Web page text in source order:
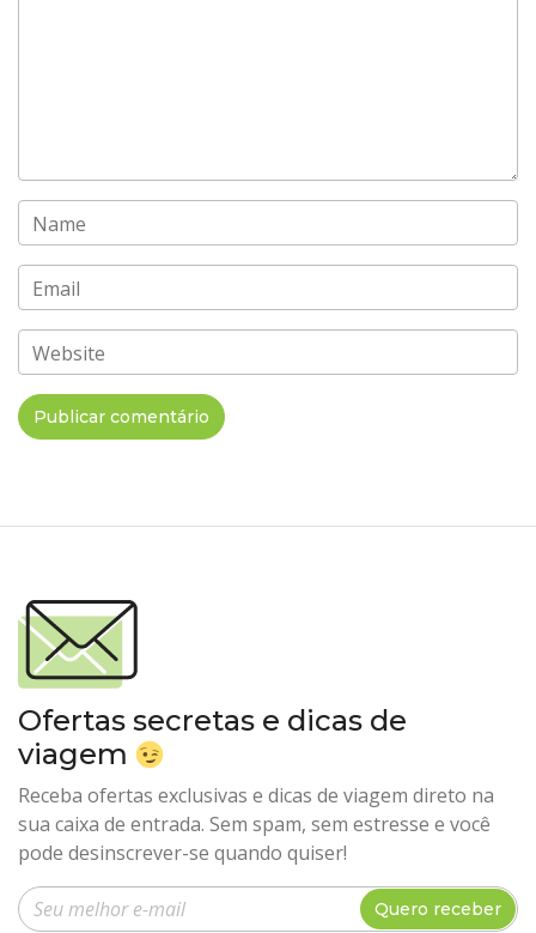
Name
Email
Website
Ofertas secretas e dicas de
viagem
Receba ofertas exclusivas e dicas de viagem direto na
sua caixa de entrada. Sem spam, sem estresse e você
pode desinscrever-se quando quiser!
Insira seu e-mail
Quero receber